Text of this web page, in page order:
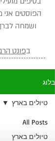
הפוסטים
ושמחה
בפונט
בלוג
All Posts
טיולים בארץ
טיולים בארץ